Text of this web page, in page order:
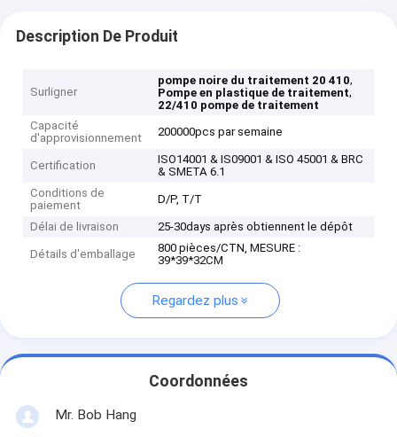
Description De Produit
Surligner
pompe noire du traitement 20 410,
Pompe en plastique de traitement,
22/410 pompe de traitement
Capacité
d'approvisionnement
200000pcs par semaine
Certification
ISO14001 & IS09001 & ISO 45001 & BRC
& SMETA 6.1
Conditions de
paiement
D/P, T/T
Délai de livraison 25-30days après obtiennent le dépôt
Détails d'emballage
800 pièces/CTN, MESURE :
39*39*32CM
Regardez plus
Coordonnées
Mr. Bob Hang